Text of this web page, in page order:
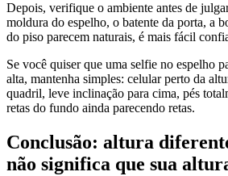
Depois, verifique o ambiente antes de
moldura do espelho, o batente da porta, a
do piso parecem naturais, é mais fácil
Se você quiser que uma selfie no espelho
alta, mantenha simples: celular perto da
quadril, leve inclinação para cima, pés
retas do fundo ainda parecendo retas.
Conclusão: altura
não significa que sua